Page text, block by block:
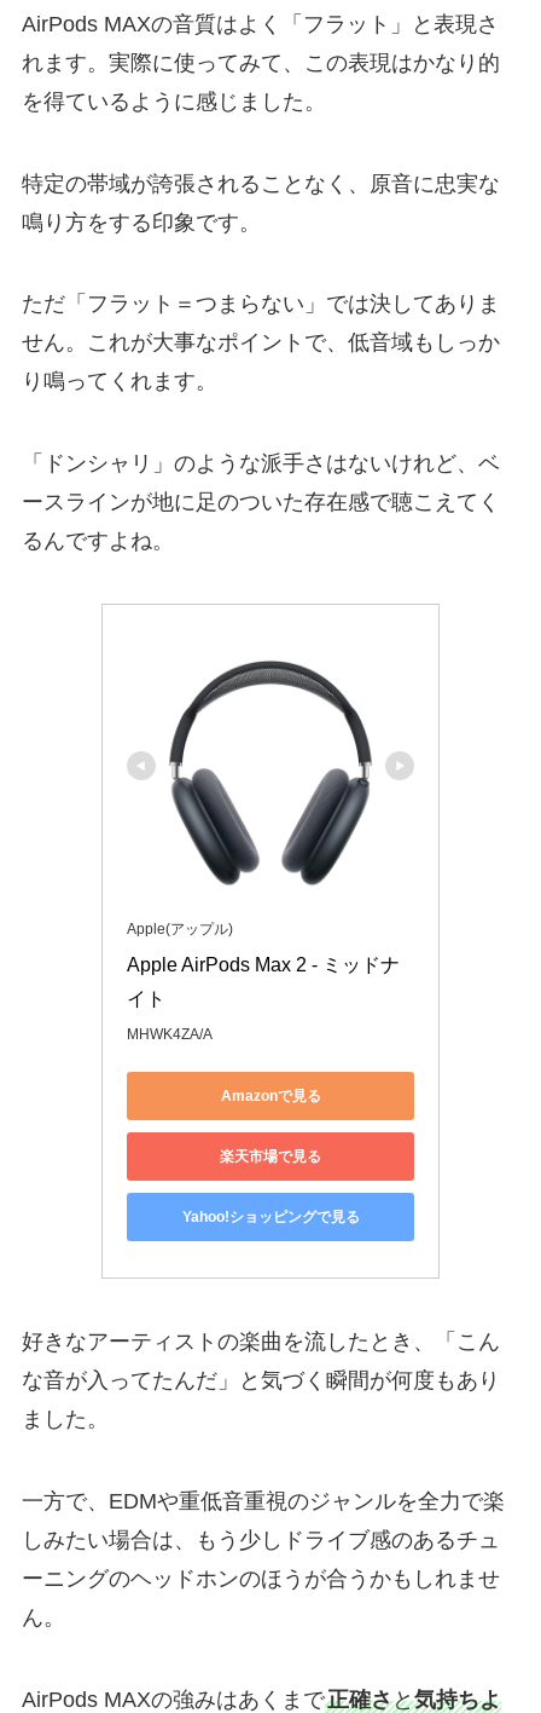
AirPods MAXの音質はよく「フラット」と表現さ
れます。実際に使ってみて、この表現はかなり的
を得ているように感じました。
特定の帯域が誇張されることなく、原音に忠実な
鳴り方をする印象です。
ただ「フラット＝つまらない」では決してありま
せん。これが大事なポイントで、低音域もしっか
り鳴ってくれます。
「ドンシャリ」のような派手さはないけれど、ベ
ースラインが地に足のついた存在感で聴こえてく
るんですよね。
Apple(アップル)
Apple AirPods Max 2 - ミッドナ
イト
MHWK4ZA/A
Amazonで見る
楽天市場で見る
Yahoo!ショッピングで見る
好きなアーティストの楽曲を流したとき、「こん
な音が入ってたんだ」と気づく瞬間が何度もあり
ました。
一方で、EDMや重低音重視のジャンルを全力で楽
しみたい場合は、もう少しドライブ感のあるチュ
ーニングのヘッドホンのほうが合うかもしれませ
ん。
AirPods MAXの強みはあくまで正確さと気持ちよ